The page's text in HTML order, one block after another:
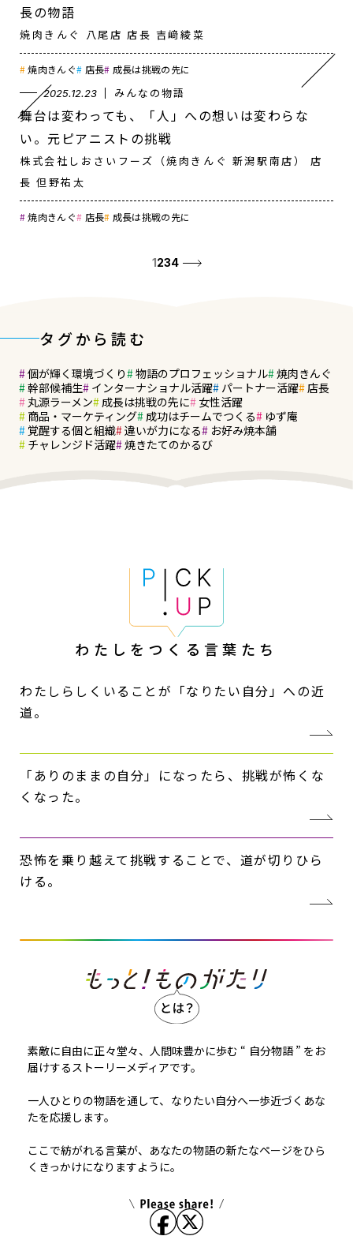
長の物語
焼肉きんぐ 八尾店 店長 吉﨑綾菜
焼肉きんぐ 店長 成長は挑戦の先に
2025.12.23 みんなの物語
舞台は変わっても、「人」への想いは変わらな
い。元ピアニストの挑戦
株式会社しおさいフーズ（焼肉きんぐ 新潟駅南店） 店
長 但野祐太
焼肉きんぐ 店長 成長は挑戦の先に
1234
タグから読む
個が輝く環境づくり 物語のプロフェッショナル 焼肉きんぐ
幹部候補生 インターナショナル活躍 パートナー活躍 店長
丸源ラーメン 成長は挑戦の先に
女性活躍
商品・マーケティング 成功はチームでつくる
ゆず庵
覚醒する個と組織 違いが力になる
お好み焼本舗
チャレンジド活躍 焼きたてのかるび
わたしをつくる 言葉たち
わたしらしくいることが「なりたい自分」への近
道。
「ありのままの自分」になったら、挑戦が怖くな
くなった。
恐怖を乗り越えて挑戦することで、道が切りひら
ける。
素敵に自由に正々堂々、人間味豊かに歩む “ 自分物語 ” をお
届けするストーリーメディアです。
一人ひとりの物語を通して、なりたい自分へ一歩近づくあな
たを応援します。
ここで紡がれる言葉が、あなたの物語の新たなページをひら
くきっかけになりますように。